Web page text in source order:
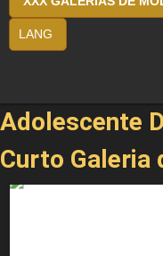
LANG
Adolescente
Curto Galeria